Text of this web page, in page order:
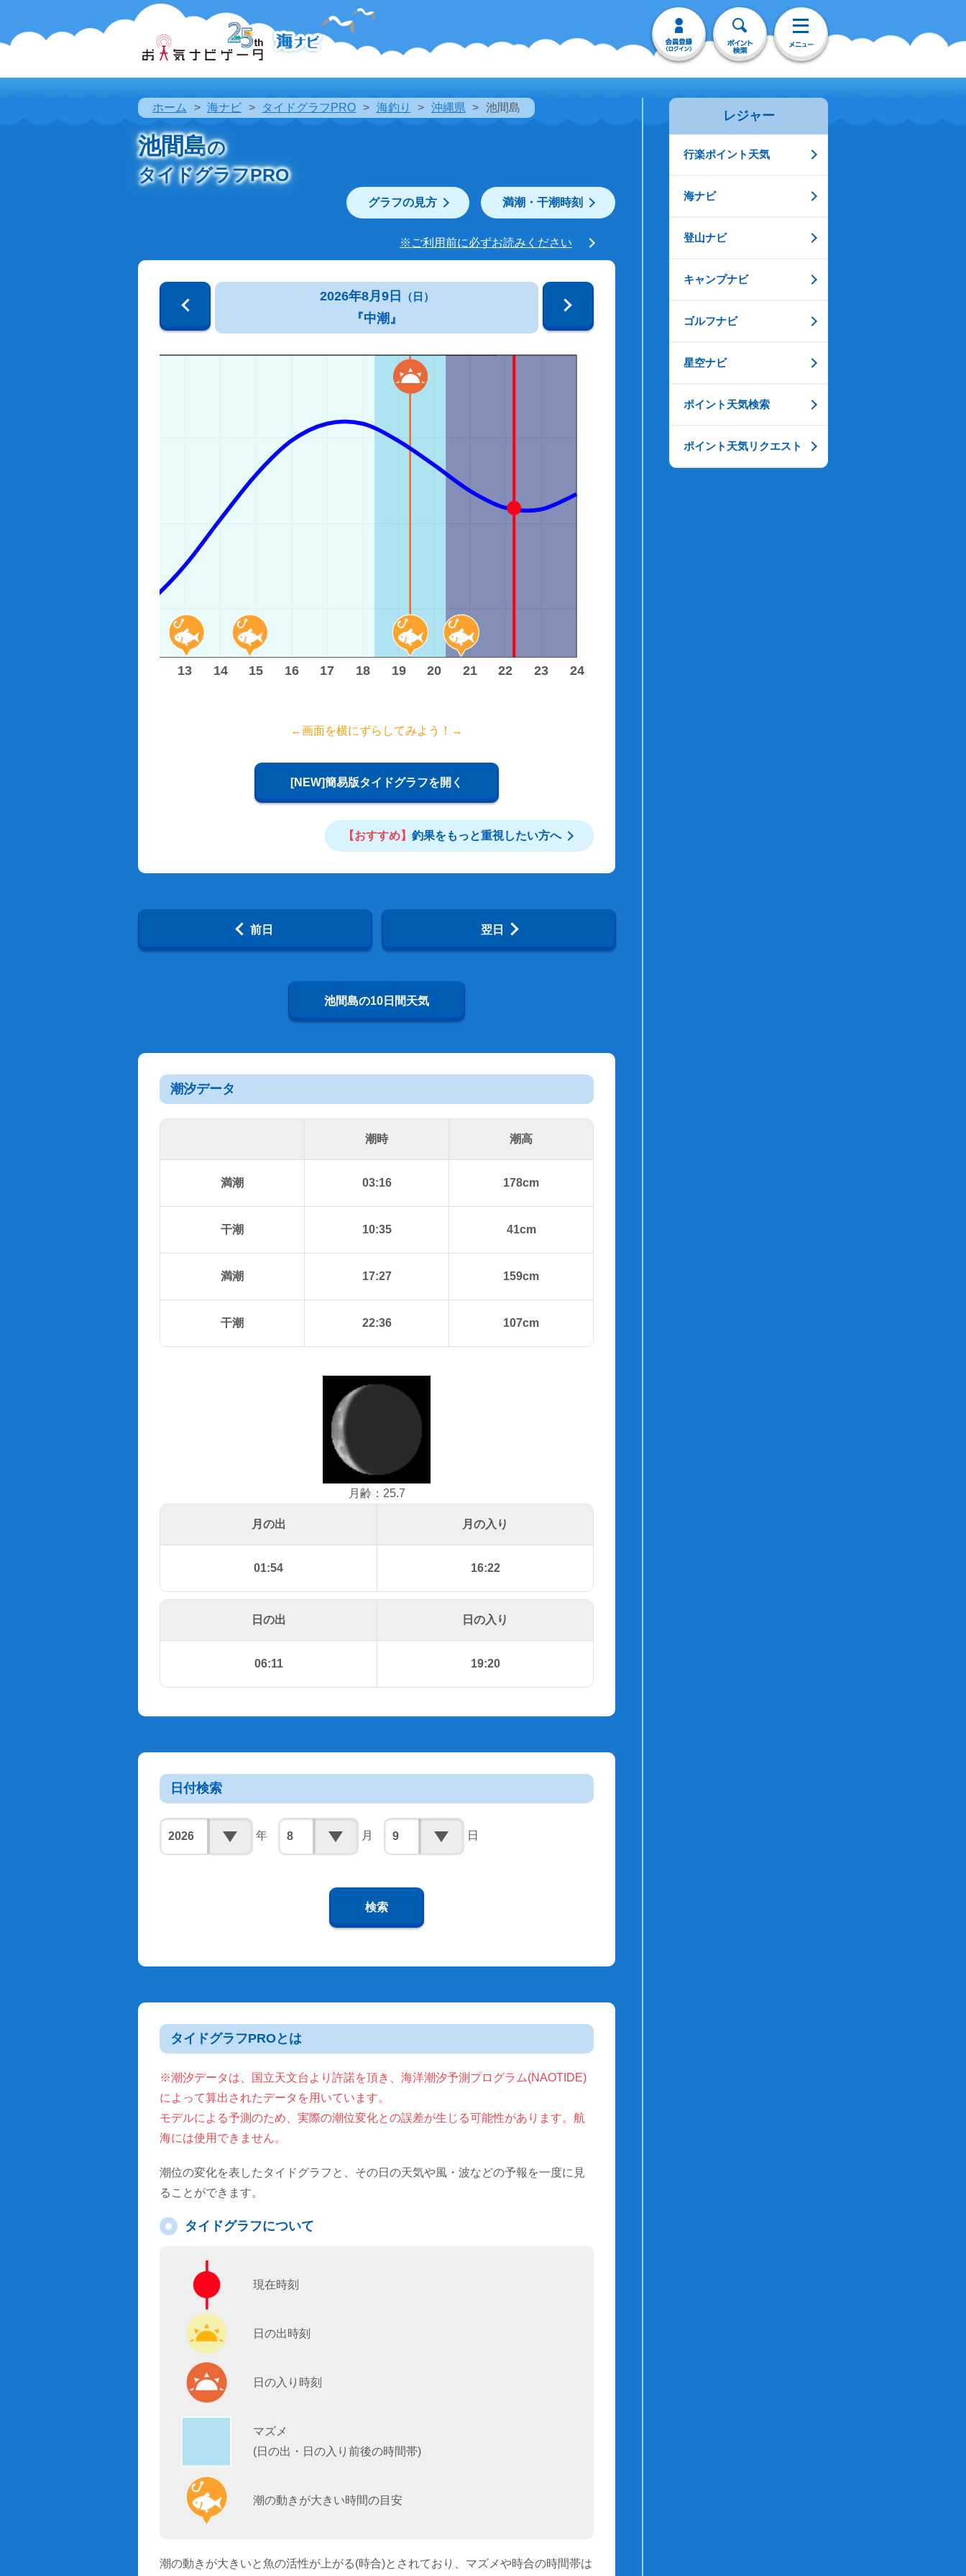
ホーム 海ナビ タイドグラフPRO 海釣り 沖縄県 池間島
池間島の
タイドグラフPRO
グラフの見方 満潮・干潮時刻
※ご利用前に必ずお読みください
2026年8月9日 （日）
『中潮』
13 14 15 16 17 18 19 20 21 22 23 24
←画面を横にずらしてみよう！→
[NEW]簡易版タイドグラフを開く
【おすすめ】 釣果をもっと重視したい方へ
前日 翌日
池間島の10日間天気
潮汐データ
潮時 潮高
満潮 03:16 178cm
干潮 10:35 41cm
満潮 17:27 159cm
干潮 22:36 107cm
月齢：25.7
月の出 月の入り
01:54 16:22
日の出 日の入り
06:11 19:20
日付検索
年 月 日
検索
タイドグラフPROとは
※潮汐データは、国立天文台より許諾を頂き、海洋潮汐予測プログラム(NAOTIDE)
によって算出されたデータを用いています。
モデルによる予測のため、実際の潮位変化との誤差が生じる可能性があります。航
海には使用できません。
潮位の変化を表したタイドグラフと、その日の天気や風・波などの予報を一度に見
ることができます。
タイドグラフについて
現在時刻
日の出時刻
日の入り時刻
マズメ
(日の出・日の入り前後の時間帯)
潮の動きが大きい時間の目安
潮の動きが大きいと魚の活性が上がる(時合)とされており、マズメや時合の時間帯は
レジャー
行楽ポイント天気
海ナビ
登山ナビ
キャンプナビ
ゴルフナビ
星空ナビ
ポイント天気検索
ポイント天気リクエスト